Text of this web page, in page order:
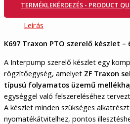
TERMÉKLEKÉRDEZÉS - PRODUCT
Leírás
K697 Traxon PTO szerelő készlet –
A Interpump szerelő készlet egy
rögzítőegység, amelyet ZF Traxon
típusú folyamatos üzemű
egységgel való felszereléséhez
A készlet minden szükséges
nyomatékátvitelhez, pontos